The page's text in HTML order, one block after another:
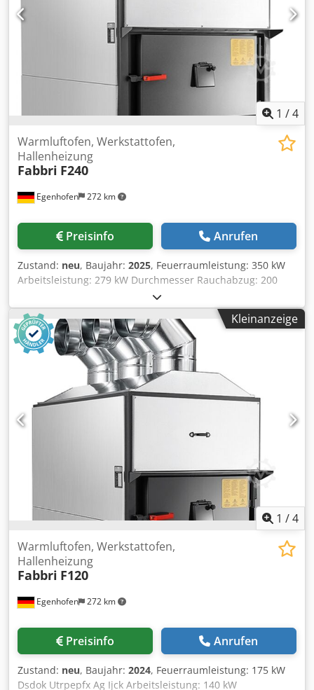
1 /4
Egenhofen 272 km
Warmluftofen, Werkstattofen,
Hallenheizung
Fabbri F240
Preisinfo Anrufen
Zustand: neu, Baujahr: 2025, Feuerraumleistung: 350 kW
Arbeitsleistung: 279 kW Durchmesser Rauchabzug: 200
mm Warmluftförderrohre: 3 x 300 mm Feuerraumlänge:
1200 mm Dcsdjk Utrtepfx Ag Iok Feuerraumbreite: 740 mm
Feuerraumhöhe: 1040 mm Luftförderung : 17800 m³/h
Leistungsaufnahme Warmluftgebläse: 3 kW
Leistungsaufnahme Rauchgasgebläse: 600 W ausgelegt für
Raumvolumen: 5000 m³ zu beheizende Fläche: 1000 m²
Ofenhöhe ohne Warmluftförderrohre: 2500 mm
Ofenbreite: 1100 mm Ofenlänge ohne Rauchgasgebläse:
1900 mm Gewicht: 850 kg
Kleinanzeige
1 /4
Egenhofen 272 km
Warmluftofen, Werkstattofen,
Hallenheizung
Fabbri F120
Preisinfo Anrufen
Zustand: neu, Baujahr: 2024, Feuerraumleistung: 175 kW
Dsdok Utrpepfx Ag Ijck Arbeitsleistung: 140 kW